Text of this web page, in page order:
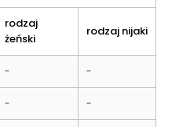
rodzaj
żeński
rodzaj nijaki
- -
- -